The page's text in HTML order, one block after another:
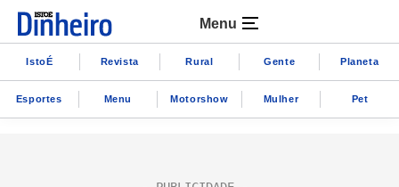
Menu
IstoÉ Revista Rural Gente Planeta
Esportes Menu Motorshow Mulher Pet